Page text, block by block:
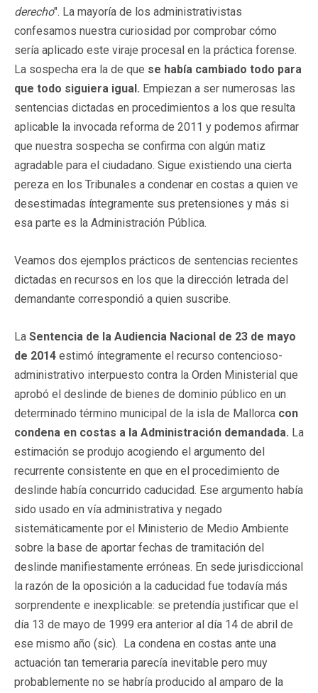
derecho". La mayoría de los administrativistas
confesamos nuestra curiosidad por comprobar cómo
sería aplicado este viraje procesal en la práctica forense.
La sospecha era la de que se había cambiado todo para
que todo siguiera igual. Empiezan a ser numerosas las
sentencias dictadas en procedimientos a los que resulta
aplicable la invocada reforma de 2011 y podemos afirmar
que nuestra sospecha se confirma con algún matiz
agradable para el ciudadano. Sigue existiendo una cierta
pereza en los Tribunales a condenar en costas a quien ve
desestimadas íntegramente sus pretensiones y más si
esa parte es la Administración Pública.
Veamos dos ejemplos prácticos de sentencias recientes
dictadas en recursos en los que la dirección letrada del
demandante correspondió a quien suscribe.
La Sentencia de la Audiencia Nacional de 23 de mayo
de 2014 estimó íntegramente el recurso contencioso-
administrativo interpuesto contra la Orden Ministerial que
aprobó el deslinde de bienes de dominio público en un
determinado término municipal de la isla de Mallorca con
condena en costas a la Administración demandada. La
estimación se produjo acogiendo el argumento del
recurrente consistente en que en el procedimiento de
deslinde había concurrido caducidad. Ese argumento había
sido usado en vía administrativa y negado
sistemáticamente por el Ministerio de Medio Ambiente
sobre la base de aportar fechas de tramitación del
deslinde manifiestamente erróneas. En sede jurisdiccional
la razón de la oposición a la caducidad fue todavía más
sorprendente e inexplicable: se pretendía justificar que el
día 13 de mayo de 1999 era anterior al día 14 de abril de
ese mismo año (sic). La condena en costas ante una
actuación tan temeraria parecía inevitable pero muy
probablemente no se habría producido al amparo de la